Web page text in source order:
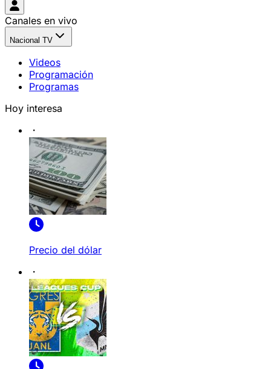
Canales en vivo
Nacional TV
Videos
Programación
Programas
Hoy interesa
Precio del dólar